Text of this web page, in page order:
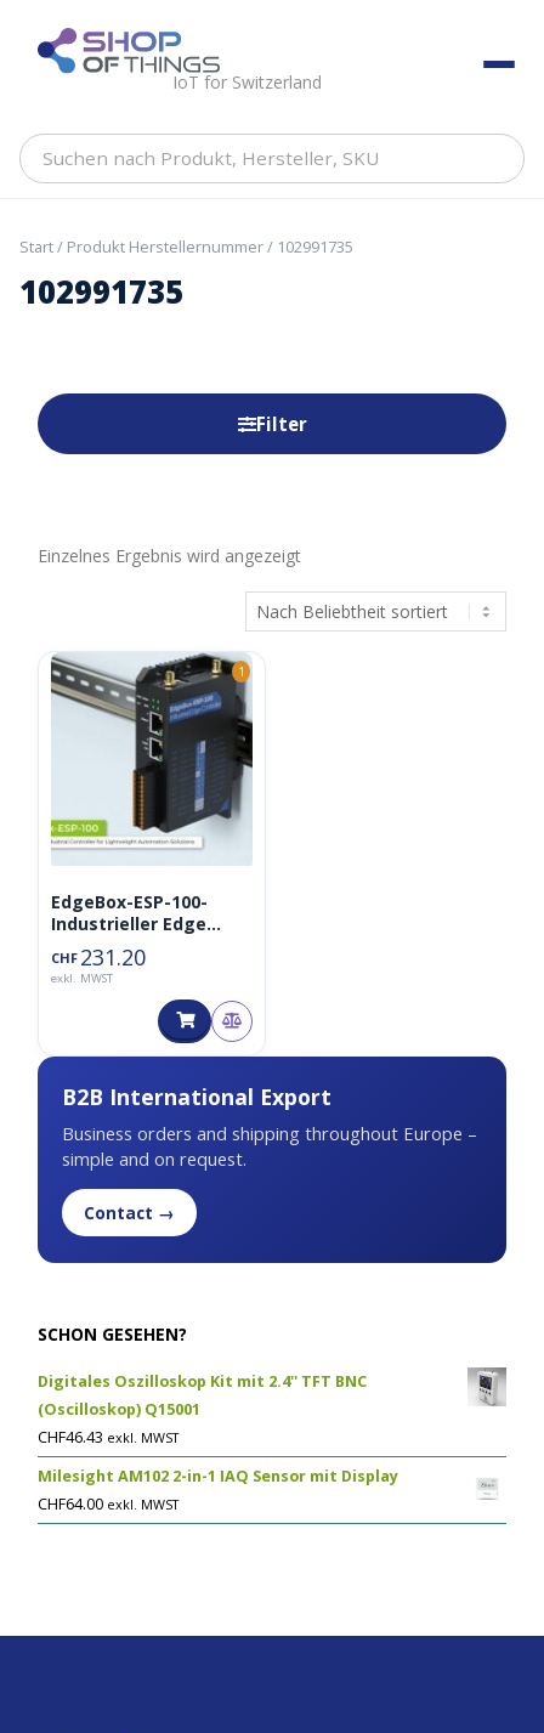
content ShopOfThings
IoT for Switzerland
Suchen
Hersteller,
Start/ Produkt Herstellernummer / 102991735
102991735
Filter
B2B International Export
Business orders and shipping throughout Europe –
simple and on request.
Contact →
SCHON GESEHEN?
Digitales Oszilloskop Kit mit 2.4'' TFT BNC
(Oscilloskop) Q15001
CHF46.43 exkl. MWST
Milesight AM102 2-in-1 IAQ Sensor mit Display
CHF64.00 exkl. MWST
Einzelnes Ergebnis wird angezeigt
1
EdgeBox-ESP-100-
Industrieller Edge
Controller, WiFi, BLE,
4G LTE, DIO, AIO,
Ethernet, CAN, RS485
CHF 231.20
exkl. MWST